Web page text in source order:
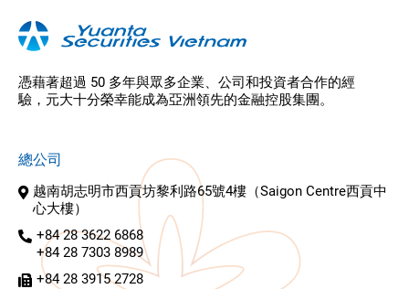
憑藉著超過 50 多年與眾多企業、公司和投資者合作的經
驗，元大十分榮幸能成為亞洲領先的金融控股集團。
總公司
越南胡志明市西貢坊黎利路65號4樓（Saigon Centre西貢中
心大樓）
+84 28 3622 6868
+84 28 7303 8989
+84 28 3915 2728